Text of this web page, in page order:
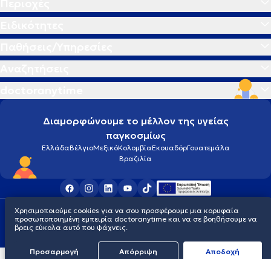
Διαμορφώνουμε το μέλλον της υγείας
παγκοσμίως
ΕλλάδαΒέλγιοΜεξικόΚολομβίαΕκουαδόρΓουατεμάλα
Βραζιλία
Οροι χρήσηςCookiesΠολιτική προστασίας προσωπικού απορρήτου
© 2026 doctoranytime
Χρησιμοποιούμε cookies για να σου προσφέρουμε μια κορυφαία
προσωποποιημένη εμπειρία doctoranytime και να σε βοηθήσουμε να
βρεις εύκολα αυτό που ψάχνεις.
Προσαρμογή Απόρριψη Aποδοχή